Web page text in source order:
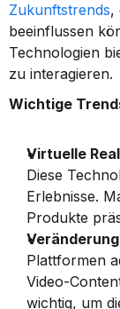
Zukunftstrends,
beeinflussen
Technologien
zu interagieren.
Wichtige
Virtuelle
Diese
Erlebnisse.
Produkte
Plattformen
Video-
wichtig, um